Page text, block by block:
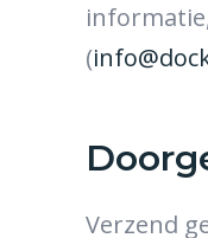
(
Verzend